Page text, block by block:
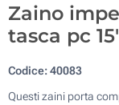
Zaino
tasca pc
Codice:40083
Questi zaini porta